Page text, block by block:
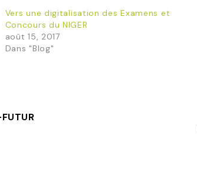
Vers une digitalisation des Examens et
Concours du NIGER
août 15, 2017
Dans "Blog"